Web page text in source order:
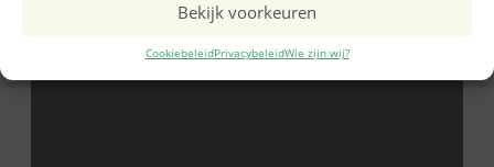
Bekijk voorkeuren
CookiebeleidPrivacybeleidWie zijn wij?